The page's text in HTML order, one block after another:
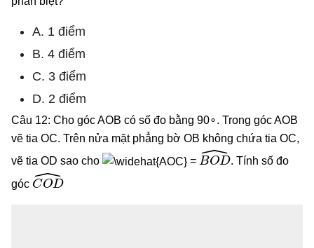
A. 1 điểm
B. 4 điểm
C. 3 điểm
D. 2 điểm
Câu 12: Cho góc AOB có số đo bằng 90∘. Trong góc AOB
vẽ tia OC. Trên nửa mặt phẳng bờ OB không chứa tia OC,
vẽ tia OD sao cho
=
BOD^
. Tính số đo
góc
COD^